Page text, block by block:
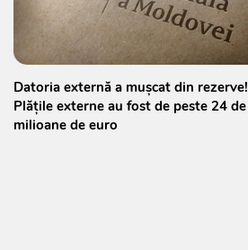
Datoria externă a mușcat din rezerve!
Plățile externe au fost de peste 24 de
milioane de euro